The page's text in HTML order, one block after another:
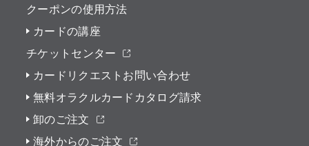
クーポンの使用方法
カードの講座
チケットセンター
カードリクエストお問い合わせ
無料オラクルカードカタログ請求
卸のご注文
海外からのご注文